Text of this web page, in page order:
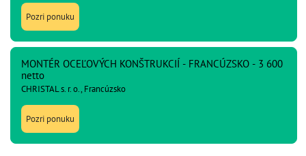
Pozri ponuku
MONTÉR OCEĽOVÝCH KONŠTRUKCIÍ - FRANCÚZSKO - 3 600
netto
CHRISTAL s. r. o., Francúzsko
Pozri ponuku